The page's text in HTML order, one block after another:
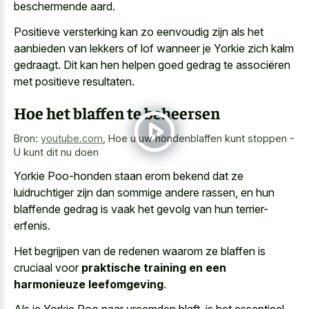
beschermende aard.
Positieve versterking kan zo eenvoudig zijn als het
aanbieden van lekkers of lof wanneer je Yorkie zich kalm
gedraagt. Dit kan hen helpen goed gedrag te associëren
met positieve resultaten.
Hoe het blaffen te beheersen
Bron: youtube.com Hoe u uw hondenblaffen kunt stoppen -
U kunt dit nu doen
Yorkie Poo-honden staan erom bekend dat ze
luidruchtiger zijn dan sommige andere rassen, en hun
blaffende gedrag is vaak het gevolg van hun terrier-
erfenis.
Het begrijpen van de redenen waarom ze blaffen is
cruciaal voor praktische training en een
harmonieuze leefomgeving.